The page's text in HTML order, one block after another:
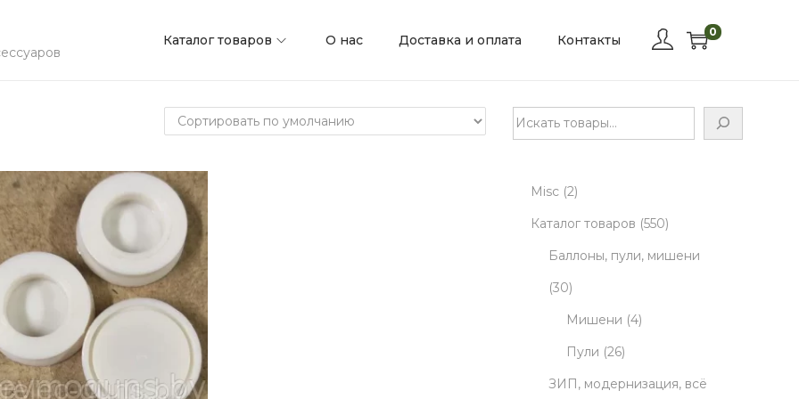
Каталог товаров О нас Доставка и оплата Контакты
0
П
о
Misc 22
p
r
d
u
c
Каталог товаров 5505
5
o
Баллоны, пули, мишени
303
0
p
r
Мишени 44
r
Пули 262
6
ЗИП, модернизация, всё